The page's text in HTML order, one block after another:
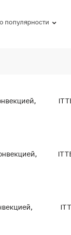
популярности